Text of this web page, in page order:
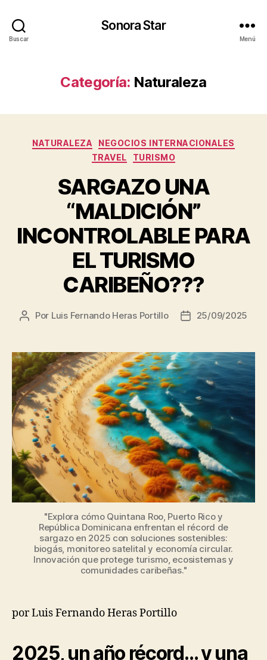
Buscar
Sonora Star
Menú
Categoría: Naturaleza
Categorías
NATURALEZA
NEGOCIOS INTERNACIONALES
TRAVEL
TURISMO
SARGAZO UNA
“MALDICIÓN”
INCONTROLABLE PARA
EL TURISMO
CARIBEÑO???
Autor
entrada
Por Luis Fernando Heras Portillo
Fecha
entrada
25/09/2025
"Explora cómo Quintana Roo, Puerto Rico y
República Dominicana enfrentan el récord de
sargazo en 2025 con soluciones sostenibles:
biogás, monitoreo satelital y economía circular.
Innovación que protege turismo, ecosistemas y
comunidades caribeñas."
por Luis Fernando Heras Portillo
2025, un año récord… y una